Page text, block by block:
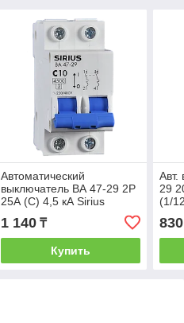
Автоматический
выключатель ВА 47-29 2P
25А (С) 4,5 кА Sirius
1 140₸
Купить
Авт.
29
(1/
830